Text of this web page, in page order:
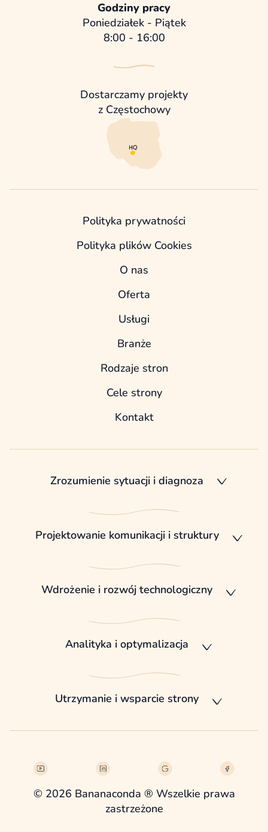
Godziny pracy
Poniedziałek - Piątek
8:00 - 16:00
Dostarczamy projekty
z Częstochowy
Polityka prywatności
Polityka plików Cookies
O nas
Oferta
Usługi
Branże
Rodzaje stron
Cele strony
Kontakt
Zrozumienie sytuacji i diagnoza
Projektowanie komunikacji i struktury
Wdrożenie i rozwój technologiczny
Analityka i optymalizacja
Utrzymanie i wsparcie strony
© 2026 Bananaconda ® Wszelkie prawa
zastrzeżone